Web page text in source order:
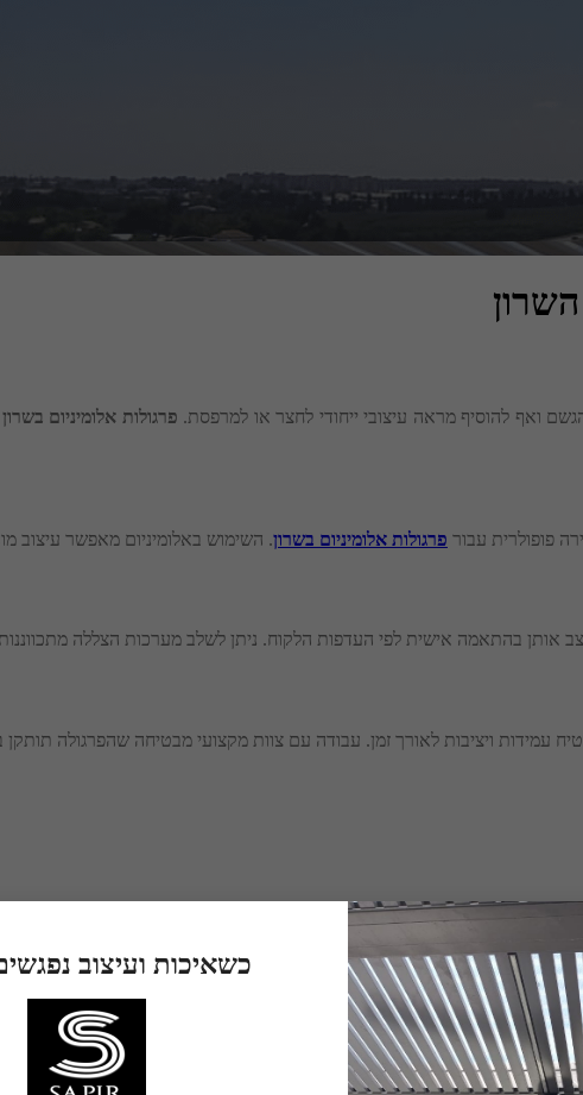
ואף להוסיף מראה עיצובי ייחודי לחצר או למרפסת. פרגולות אלומיניום בשרון
פופולרית עבור פרגולות אלומיניום בשרון. השימוש באלומיניום מאפשר עיצוב
אותן בהתאמה אישית לפי העדפות הלקוח. ניתן לשלב מערכות הצללה מתכווננות,
עמידות ויציבות לאורך זמן. עבודה עם צוות מקצועי מבטיחה שהפרגולה
הצללה מתכווננת לשימוש חכם ומודרני. מערכות אלו מאפשרות שליטה על
כשאיכות ועיצוב